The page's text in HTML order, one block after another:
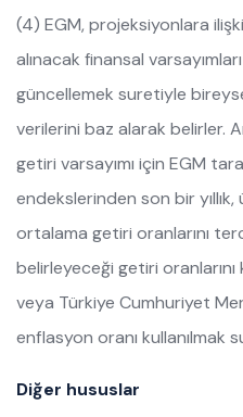
(4) EGM, projeksiyonlara
alınacak finansal
güncellemek suretiyle
verilerini baz alarak belirler.
getiri varsayımı için EGM
endekslerinden son bir yıllık,
ortalama getiri oranlarını
belirleyeceği getiri
veya Türkiye Cumhuriyet
enflasyon oranı kullanılmak
Diğer hususlar